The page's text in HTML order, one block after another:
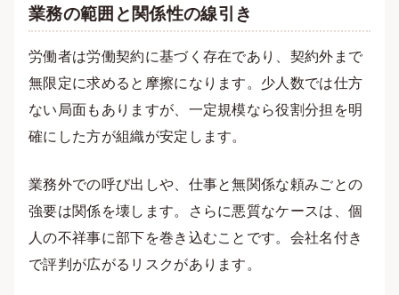
業務の範囲と関係性の線引き
労働者は労働契約に基づく存在であり、契約外まで
無限定に求めると摩擦になります。少人数では仕方
ない局面もありますが、一定規模なら役割分担を明
確にした方が組織が安定します。
業務外での呼び出しや、仕事と無関係な頼みごとの
強要は関係を壊します。さらに悪質なケースは、個
人の不祥事に部下を巻き込むことです。会社名付き
で評判が広がるリスクがあります。